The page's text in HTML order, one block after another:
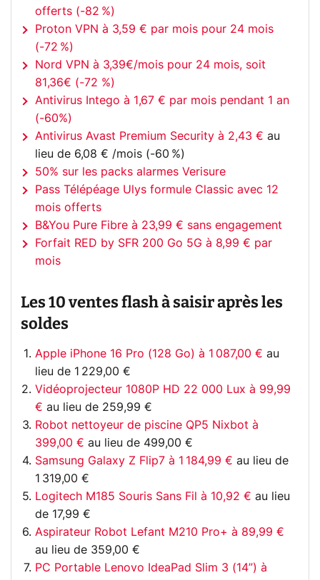
offerts (-82 %)
Proton VPN à 3,59 € par mois pour 24 mois
(-72 %)
Nord VPN à 3,39€/mois pour 24 mois, soit
81,36€ (-72 %)
Antivirus Intego à 1,67 € par mois pendant 1 an
(-60%)
Antivirus Avast Premium Security à 2,43 €au
lieu de 6,08 € /mois (-60 %)
50% sur les packs alarmes Verisure
Pass Télépéage Ulys formule Classic avec 12
mois offerts
B&You Pure Fibre à 23,99 € sans engagement
Forfait RED by SFR 200 Go 5G à 8,99 € par
mois
Les 10 ventes flash à saisir après les
soldes
Apple iPhone 16 Pro (128 Go) à 1 087,00 € au
lieu de 1 229,00 €
Vidéoprojecteur 1080P HD 22 000 Lux à 99,99
€ au lieu de 259,99 €
Robot nettoyeur de piscine QP5 Nixbot à
399,00 € au lieu de 499,00 €
Samsung Galaxy Z Flip7 à 1 184,99 € au lieu de
1 319,00 €
Logitech M185 Souris Sans Fil à 10,92 € au lieu
de 17,99 €
Aspirateur Robot Lefant M210 Pro+ à 89,99 €
au lieu de 359,00 €
PC Portable Lenovo IdeaPad Slim 3 (14”) à